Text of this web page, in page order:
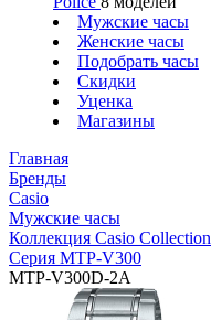
Мужские часы
Женские часы
Подобрать часы
Скидки
Уценка
Магазины
Главная
Бренды
Casio
Мужские часы
Коллекция Casio Collection
Серия MTP-V300
MTP-V300D-2A